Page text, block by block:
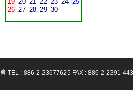
26 27 28 29 30
: 886-2-23677625 FAX : 886-2-2391-